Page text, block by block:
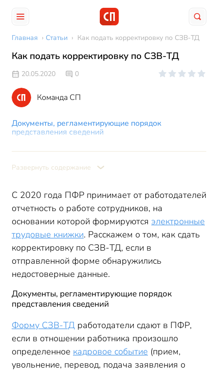
Главная › Статьи › Как подать корректировку по СЗВ-ТД
Как подать корректировку по СЗВ-ТД
20.05.2020 0
Команда СП
Документы, регламентирующие порядок
представления сведений
Ошибка в сведениях о работодателе или по
персональным данным сотрудника
Корректировка данных о заявлении сотрудника
Исправление кадровых событий
Как сдать корректирующий отчет СЗВ-ТД
Развернуть содержание
С 2020 года ПФР принимает от работодателей
отчетность о работе сотрудников, на
основании которой формируются электронные
трудовые книжки. Расскажем о том, как сдать
корректировку по СЗВ-ТД, если в
отправленной форме обнаружились
недостоверные данные.
Документы, регламентирующие порядок
представления сведений
Форму СЗВ-ТД работодатели сдают в ПФР,
если в отношении работника произошло
определенное кадровое событие (прием,
увольнение, перевод, подача заявления о